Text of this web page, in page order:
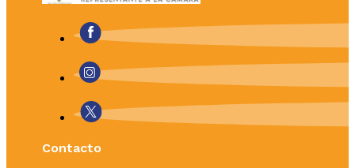
Contacto